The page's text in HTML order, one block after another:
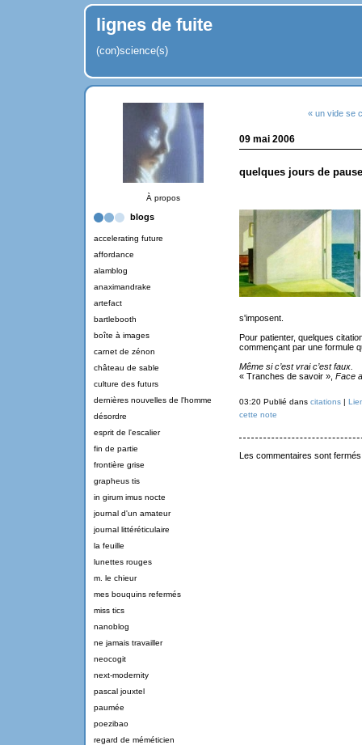
lignes de fuite
(con)science(s)
À propos
blogs
accelerating future
affordance
alamblog
anaximandrake
artefact
bartlebooth
boîte à images
carnet de zénon
château de sable
culture des futurs
dernières nouvelles de l'homme
désordre
esprit de l'escalier
fin de partie
frontière grise
grapheus tis
in girum imus nocte
journal d'un amateur
journal littéréticulaire
la feuille
lunettes rouges
m. le chieur
mes bouquins refermés
miss tics
nanoblog
ne jamais travailler
neocogit
next-modernity
pascal jouxtel
paumée
poezibao
regard de méméticien
« un vide se
09 mai 2006
quelques jours de pause
s'imposent.
Pour patienter, quelques
commençant par une formule
Même si c’est vrai c’est faux.
« Tranches de savoir », Face
03:20 Publié dans citations|
cette note
Les commentaires sont